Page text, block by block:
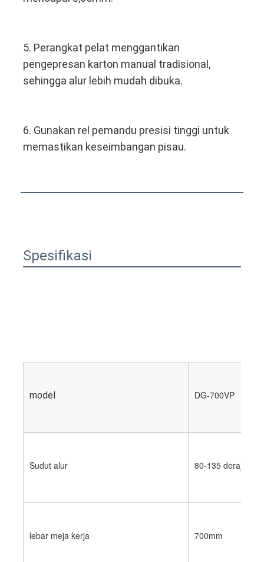
Rumah
Produk
Tentang kami
Tur Pabrik
Kasus
Die Cutting Consumables
Buku membuat mesin
Posting Tekan Peralatan
5. Perangkat pelat menggantikan
pengepresan karton manual tradisional,
sehingga alur lebih mudah dibuka.
6. Gunakan rel pemandu presisi tinggi untuk
memastikan keseimbangan pisau.
Spesifikasi
model DG-700VP
Sudut alur 80-135 derajat
lebar meja kerja 700mm